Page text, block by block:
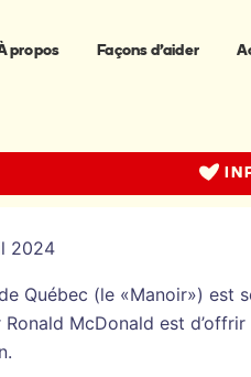
propos Façons d’aider
2024
Québec (le «Manoir») est
McDonald est